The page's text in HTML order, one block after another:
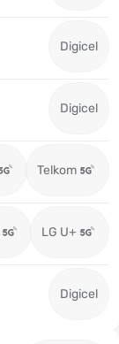
Digicel
Digicel
Telkom
LG U+
Digicel